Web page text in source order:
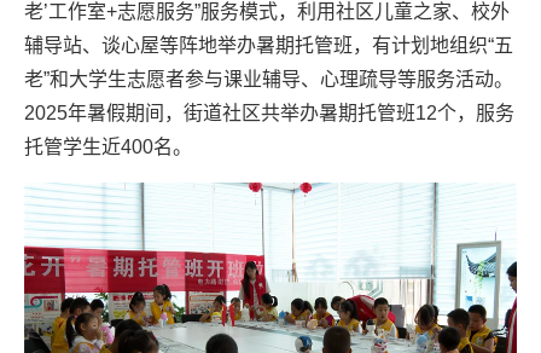
老’工作室+志愿服务”服务模式，利用社区儿童之家、校外
辅导站、谈心屋等阵地举办暑期托管班，有计划地组织“五
老”和大学生志愿者参与课业辅导、心理疏导等服务活动。
2025年暑假期间，街道社区共举办暑期托管班12个，服务
托管学生近400名。